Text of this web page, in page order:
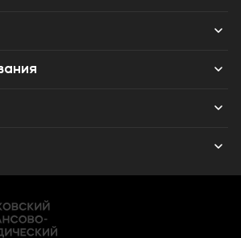
образования
образование
образование